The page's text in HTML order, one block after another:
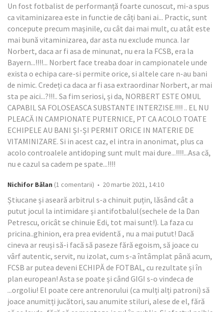
Un fost fotbalist de performanță foarte cunoscut, mi-a spus
ca vitaminizarea este in functie de câți bani ai... Practic, sunt
concepute precum mașinile, cu cât dai mai mult, cu atât este
mai bună vitaminizarea, dar asta nu exclude munca. Iar
Norbert, daca ar fi asa de minunat, nu era la FCSB, era la
Bayern...!!!!... Norbert face treaba doar in campionatele unde
exista o echipa care-si permite orice, si altele care n-au bani
de nimic. Credeți ca daca ar fi asa extraordinar Norbert, ar mai
sta pe aici...?!!!.. Sa fim seriosi, și da, NORBERT ESTE OMUL
CAPABIL SA FOLOSEASCA SUBSTANTE INTERZISE.!!!! .. EL NU
PLEACĂ IN CAMPIONATE PUTERNICE, PT CA ACOLO TOATE
ECHIPELE AU BANI ȘI-ȘI PERMIT ORICE IN MATERIE DE
VITAMINIZARE. Si in acest caz, el intra in anonimat, plus ca
acolo controalele antidoping sunt mult mai dure...!!!!...Asa că,
nu e cazul sa cadem pe spate...!!!!
Nichifor Bălan (1 comentarii) • 20 martie 2021, 14:10
Știucane și aseară arbitrul s-a chinuit puțin, lăsând cât a
putut jocul la intimidare și antifotbalul(sechele de la Dan
Petrescu, oricât se chinuie Edi, tot mai sunt!). La faza cu
pricina..ghinion, era prea evidentă , nu a mai putut! Dacă
cineva ar reuși să-i facă să paseze fără egoism, să joace cu
vârf autentic, servit, nu izolat, cum s-a întâmplat până acum,
FCSB ar putea deveni ECHIPĂ de FOTBAL, cu rezultate și în
plan european! Asta se poate și când GIGI s-o vindeca de
...orgoliu! El poate cere antrenorului (ca mulți alți patroni) să
joace anumitți jucători, sau anumite stiluri, alese de el, fără